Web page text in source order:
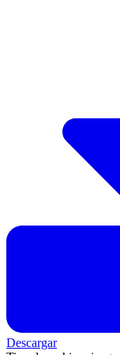
Descargar